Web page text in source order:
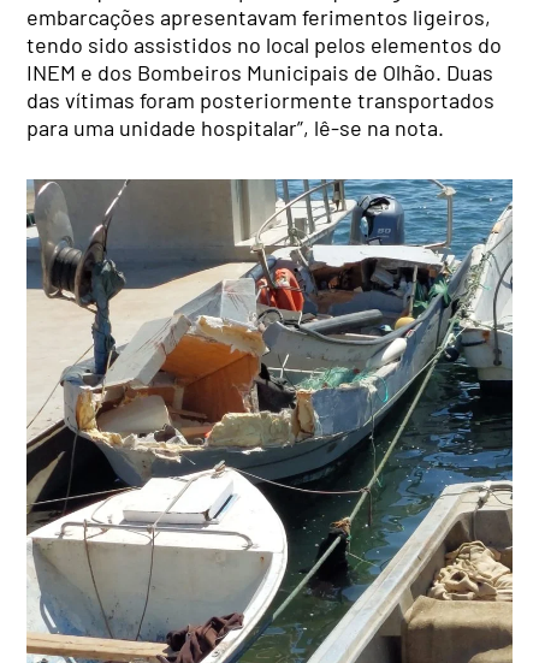
embarcações apresentavam ferimentos ligeiros,
tendo sido assistidos no local pelos elementos do
INEM e dos Bombeiros Municipais de Olhão. Duas
das vítimas foram posteriormente transportados
para uma unidade hospitalar”, lê-se na nota.